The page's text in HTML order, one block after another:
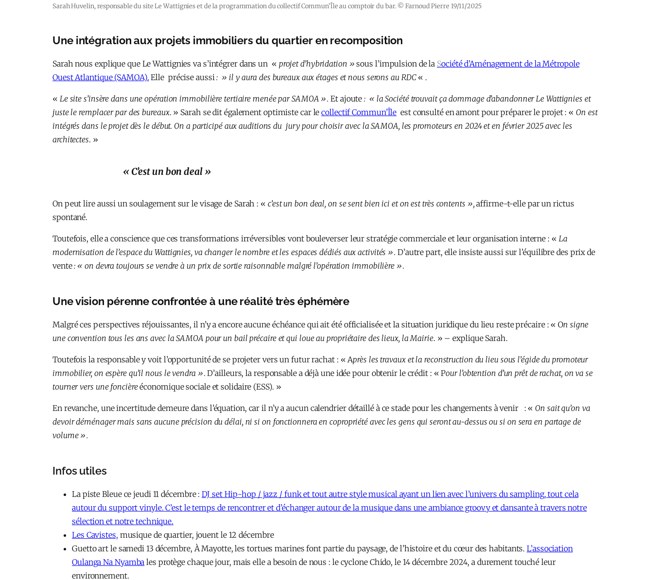
Sarah Huvelin, responsable du site Le Wattignies et de la programmation du collectif Commun’Île au comptoir du bar. © Farnoud Pierre 19/11/2025
Une intégration aux projets immobiliers du quartier en recomposition
Sarah nous explique que Le Wattignies va s’intégrer dans un « projet d’hybridation »sous l’impulsion de la Société d’Aménagement de la Métropole
Ouest Atlantique (SAMOA). Elle précise aussi : » il y aura des bureaux aux étages et nous serons au RDC« .
« Le site s’insère dans une opération immobilière tertiaire menée par SAMOA ».Et ajoute : « la Société trouvait ça dommage d’abandonner Le Wattignies et
juste le remplacer par des bureaux. » Sarah se dit également optimiste car lecollectif Commun’Île est consulté en amont pour préparer le projet : « On est
intégrés dans le projet dès le début. On a participé aux auditions du jury pour choisir avec la SAMOA, les promoteursen 2024 et en février 2025 avec les
architectes. »
« C’est un bon deal »
On peut lire aussi un soulagement sur le visage de Sarah : « c’est un bon deal, on se sent bien ici et on est très contents »,affirme-t-elle par un rictus
spontané.
Toutefois, elle a conscience que ces transformations irréversibles vont bouleverser leur stratégie commerciale et leur organisation interne : « La
modernisation de l’espace du Wattignies, va changer le nombre et les espaces dédiés aux activités ». D’autre part, elle insiste aussi sur l’équilibre des prix de
vente: « on devra toujours se vendre à un prix de sortie raisonnable malgré l’opération immobilière ».
Une vision pérenne confrontée à une réalité très éphémère
Malgré ces perspectives réjouissantes, il n’y a encore aucune échéance qui ait été officialisée et la situation juridique du lieu reste précaire : « On signe
une convention tous les ans avec la SAMOA pour un bail précaire et qui loue au propriétaire des lieux, la Mairie. » – explique Sarah.
Toutefois la responsable y voit l’opportunité de se projeter vers un futur rachat : « Après les travaux et la reconstruction du lieu sous l’égide du promoteur
immobilier, on espère qu’il nous le vendra ».D’ailleurs, la responsable a déjà une idée pour obtenir le crédit : « Pour l’obtention d’un prêt de rachat, on va se
tourner vers une foncièreéconomique sociale et solidaire (ESS). »
En revanche, une incertitude demeure dans l’équation, car il n’y a aucun calendrier détaillé à ce stade pour les changements à venir : « On sait qu’on va
devoir déménager mais sans aucune précision du délai, ni si on fonctionnera en copropriété avec les gens qui seront au-dessus ou si on sera en partage de
volume ».
Infos utiles
La piste Bleue ce jeudi 11 décembre :DJ set Hip-hop / jazz / funk et tout autre style musical ayant un lien avec l’univers du sampling, tout cela
autour du support vinyle. C’est le temps de rencontrer et d’échanger autour de la musique dans une ambiance groovy et dansante à travers notre
sélection et notre technique.
Les Cavistes, musique de quartier, jouent le 12 décembre
Guetto art le samedi 13 décembre, À Mayotte, les tortues marines font partie du paysage, de l’histoire et du cœur des habitants.L’association
Oulanga Na Nyamba les protège chaque jour, mais elle a besoin de nous : le cyclone Chido, le 14 décembre 2024, a durement touché leur
environnement.